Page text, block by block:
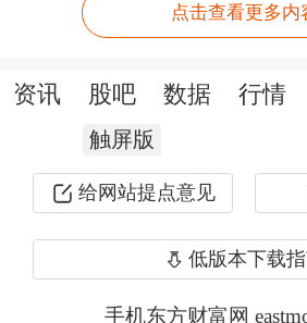
在产业链上，触觉传感
次在灵巧手产品上集成
使得灵巧手可以“感知”
质。
他山科技是灵巧手触觉
皮肤的供应商，
点击查看更多内
资讯 股吧 数据 行情
触屏版
给网站提点意见
低版本下载
手机东方财富网